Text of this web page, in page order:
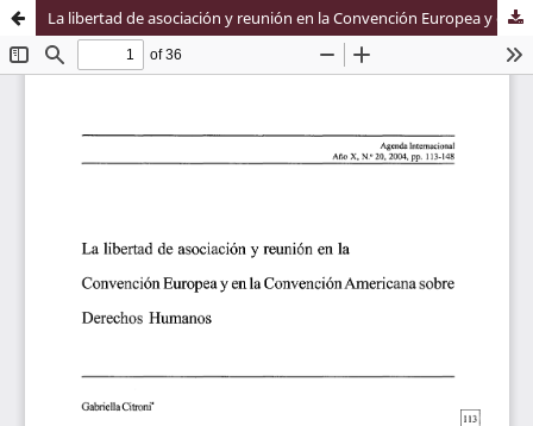
La libertad de asociación y reunión en la Convención Europea y en la Convención Americana sobre Derechos Humanos